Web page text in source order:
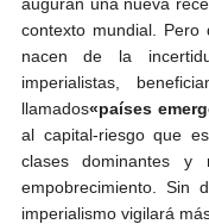
contexto mundial.
nacen de la
imperialistas,
llamados«países
al capital-riesgo que
clases dominantes
empobrecimiento. Sin
imperialismo vigilará